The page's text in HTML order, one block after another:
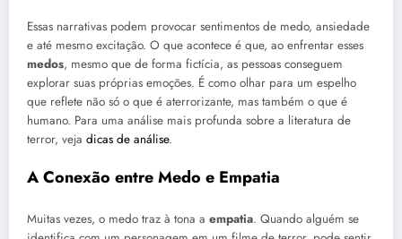
Essas narrativas podem provocar sentimentos de medo, ansiedade
e até mesmo excitação. O que acontece é que, ao enfrentar esses
medos, mesmo que de forma fictícia, as pessoas conseguem
explorar suas próprias emoções. É como olhar para um espelho
que reflete não só o que é aterrorizante, mas também o que é
humano. Para uma análise mais profunda sobre a literatura de
terror, veja dicas de análise.
A Conexão entre Medo e Empatia
Muitas vezes, o medo traz à tona a empatia. Quando alguém se